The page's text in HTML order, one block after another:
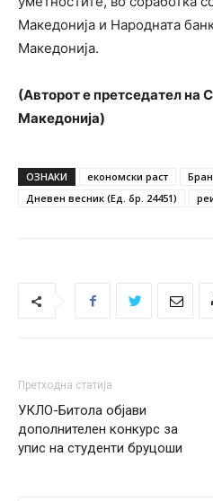
Македонија и Народната
Македонија.
(Авторот е претседател на
Македонија)
ОЗНАКИ економски раст
Дневен весник (Ед. бр. 24451)
Претходна статија
УКЛО-Битола објави
дополнителен конкурс за
упис на студенти бруцоши